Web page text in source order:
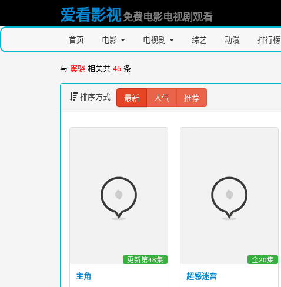
爱看影视免费电影电视剧观看
首页 电影 电视剧 综艺 动漫 排行榜
与 窦骁 相关共 45 条
排序方式 最新 人气 推荐
主角
更新第48集
超感迷宫
全20集